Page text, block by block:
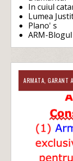
In cuiul
Lumea
Plano' s
ARM-
ARMATA, GARANT